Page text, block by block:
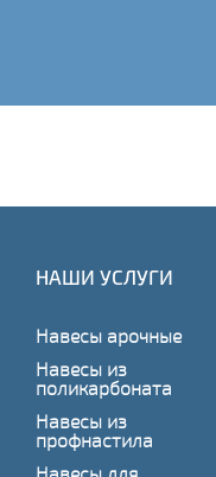
НАШИ УСЛУГИ
Навесы арочные
Навесы из
поликарбоната
Навесы из
профнастила